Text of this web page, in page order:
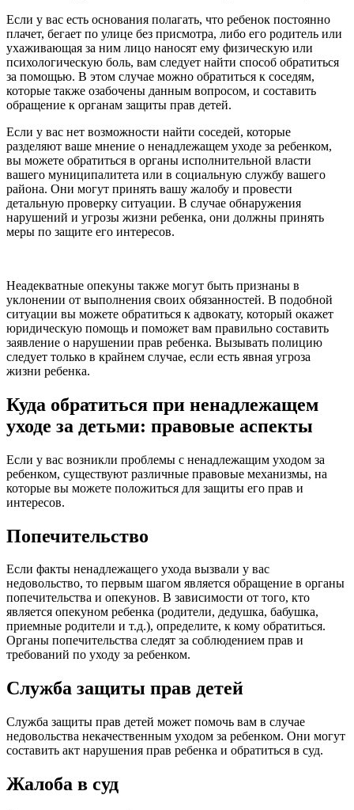
Если у вас есть основания полагать, что ребенок постоянно
плачет, бегает по улице без присмотра, либо его родитель или
ухаживающая за ним лицо наносят ему физическую или
психологическую боль, вам следует найти способ обратиться
за помощью. В этом случае можно обратиться к соседям,
которые также озабочены данным вопросом, и составить
обращение к органам защиты прав детей.
Если у вас нет возможности найти соседей, которые
разделяют ваше мнение о ненадлежащем уходе за ребенком,
вы можете обратиться в органы исполнительной власти
вашего муниципалитета или в социальную службу вашего
района. Они могут принять вашу жалобу и провести
детальную проверку ситуации. В случае обнаружения
нарушений и угрозы жизни ребенка, они должны принять
меры по защите его интересов.
Неадекватные опекуны также могут быть признаны в
уклонении от выполнения своих обязанностей. В подобной
ситуации вы можете обратиться к адвокату, который окажет
юридическую помощь и поможет вам правильно составить
заявление о нарушении прав ребенка. Вызывать полицию
следует только в крайнем случае, если есть явная угроза
жизни ребенка.
Куда обратиться при ненадлежащем
уходе за детьми: правовые аспекты
Если у вас возникли проблемы с ненадлежащим уходом за
ребенком, существуют различные правовые механизмы, на
которые вы можете положиться для защиты его прав и
интересов.
Попечительство
Если факты ненадлежащего ухода вызвали у вас
недовольство, то первым шагом является обращение в органы
попечительства и опекунов. В зависимости от того, кто
является опекуном ребенка (родители, дедушка, бабушка,
приемные родители и т.д.), определите, к кому обратиться.
Органы попечительства следят за соблюдением прав и
требований по уходу за ребенком.
Служба защиты прав детей
Служба защиты прав детей может помочь вам в случае
недовольства некачественным уходом за ребенком. Они могут
составить акт нарушения прав ребенка и обратиться в суд.
Жалоба в суд